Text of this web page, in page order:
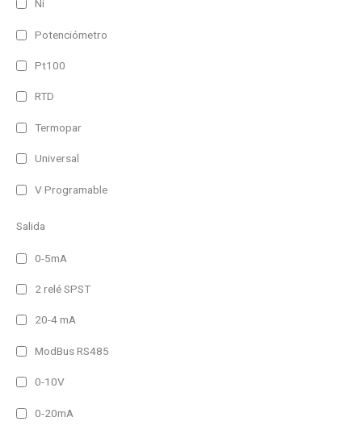
1980 lm
Ni
Potenciómetro
Pt100
RTD
Termopar
Universal
V Programable
Salida
0-5mA
2 relé SPST
20-4 mA
ModBus RS485
0-10V
0-20mA